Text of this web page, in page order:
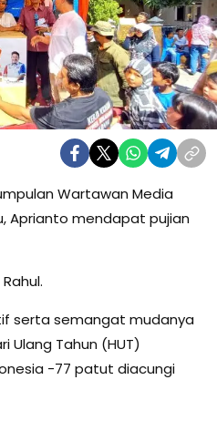
Wartawan Media
Aprianto mendapat pujian
serta semangat mudanya
Ulang Tahun (HUT)
-77 patut diacungi